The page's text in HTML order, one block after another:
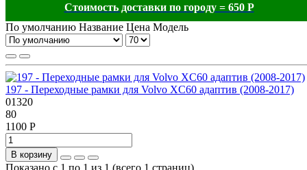
Стоимость доставки по городу = 650 Р
По умолчанию Название Цена Модель
197 - Переходные рамки для Volvo XC60 адаптив (2008-2017)
01320
80
1100 Р
В корзину
Показано с 1 по 1 из 1 (всего 1 страниц)